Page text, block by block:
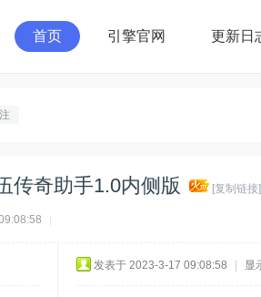
首页 引擎官网 更新日
传奇助手1.0内侧版 [复制链接]
发表于 2023-3-17 09:08:58 显